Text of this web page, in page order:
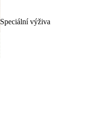
Speciální výživa